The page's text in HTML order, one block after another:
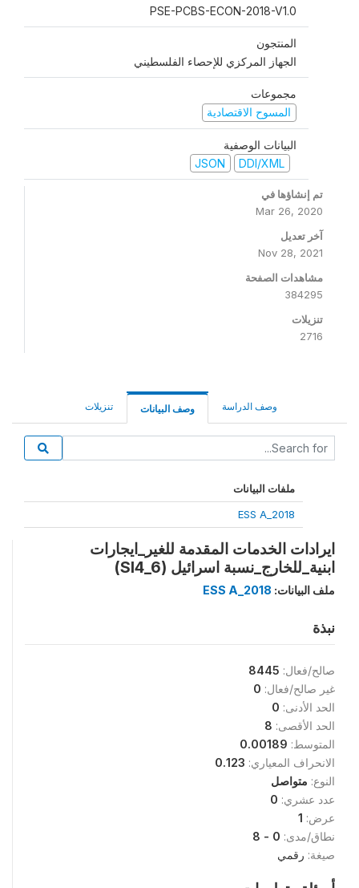
PSE-PCBS-ECON-2018-V1.0
المنتجون
الجهاز المركزي للإحصاء الفلسطيني
مجموعات
المسوح الاقتصادية
البيانات الوصفية
DDI/XML
JSON
تم إنشاؤها في
Mar 26, 2020
آخر تعديل
Nov 28, 2021
مشاهدات الصفحة
384295
تنزيلات
2716
وصف الدراسة وصف البيانات تنزيلات
ملفات البيانات
ESS A_2018
ايرادات الخدمات المقدمة للغير_ايجارات
ابنية_للخارج_نسبة اسرائيل (SI4_6)
ملف البيانات: ESS A_2018
نبذة
صالح/فعال: 8445
غير صالح/فعال: 0
الحد الأدنى: 0
الحد الأقصى: 8
المتوسط: 0.00189
الانحراف المعياري: 0.123
النوع: متواصل
عدد عشري: 0
عرض: 1
نطاق/مدى: 0 - 8
صيغة: رقمي